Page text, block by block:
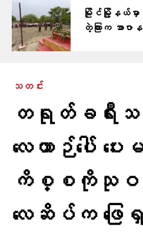
မြိုင်မြို့နယ်မှာ
တဲ့ကြားက အာ
သတင်း
တရုတ်ခရီး
လေယာဉ်ပေါ်
ကိစ္စကိုသု
လေဆိပ်က ဖြ